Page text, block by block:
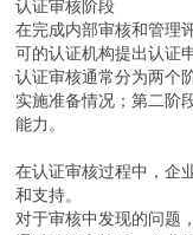
认证审核阶段
在完成内部审核和管理
可的认证机构提出认证
认证审核通常分为两个
实施准备情况；第二阶
能力。
在认证审核过程中，企
和支持。
对于审核中发现的问题